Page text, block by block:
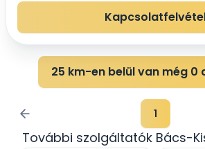
partyk Rövid
25 km-en belül van még 0
1
További szolgáltatók Bács-